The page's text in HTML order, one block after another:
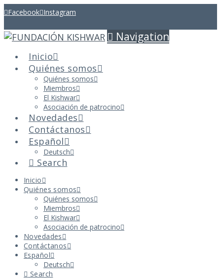
Facebook Instagram
Navigation
Inicio
Quiénes somos
Quiénes somos
Miembros
El Kishwar
Asociación de patrocino
Novedades
Contáctanos
Español
Deutsch
Search
Inicio
Quiénes somos
Quiénes somos
Miembros
El Kishwar
Asociación de patrocino
Novedades
Contáctanos
Español
Deutsch
Search